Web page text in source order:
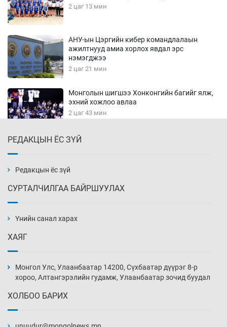
2 цаг 13 мин
АНУ-ын Цэргийн кибер командлалаын
ажилтнууд амиа хорлох явдал эрс
нэмэгджээ
2 цаг 21 мин
Монголын шигшээ Хонконгийн багийг ялж,
эхний хожлоо авлаа
2 цаг 43 мин
3 цаг 13 мин
3 цаг 43 мин
4 цаг 13 мин
РЕДАКЦЫН ЁС ЗҮЙ
Редакцын ёс зүй
СУРТАЛЧИЛГАА БАЙРШУУЛАХ
Үнийн санал харах
ХАЯГ
Монгол Улс, Улаанбаатар 14200, Сүхбаатар дүүрэг 8-р
хороо, Алтангэрэлийн гудамж, Улаанбаатар зочид буудал
ХОЛБОО БАРИХ